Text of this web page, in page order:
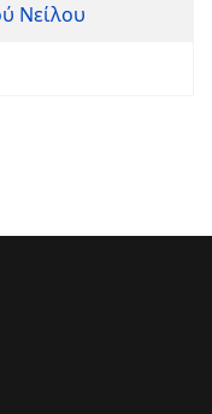
Νείλου